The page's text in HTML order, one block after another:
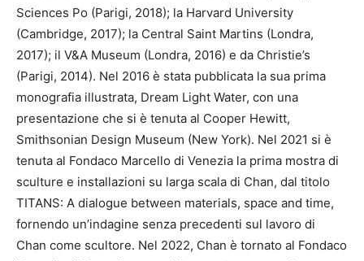
Sciences Po (Parigi, 2018); la Harvard University
(Cambridge, 2017); la Central Saint Martins (Londra,
2017); il V&A Museum (Londra, 2016) e da Christie’s
(Parigi, 2014). Nel 2016 è stata pubblicata la sua prima
monografia illustrata, Dream Light Water, con una
presentazione che si è tenuta al Cooper Hewitt,
Smithsonian Design Museum (New York). Nel 2021 si è
tenuta al Fondaco Marcello di Venezia la prima mostra di
sculture e installazioni su larga scala di Chan, dal titolo
TITANS: A dialogue between materials, space and time,
fornendo un’indagine senza precedenti sul lavoro di
Chan come scultore. Nel 2022, Chan è tornato al Fondaco